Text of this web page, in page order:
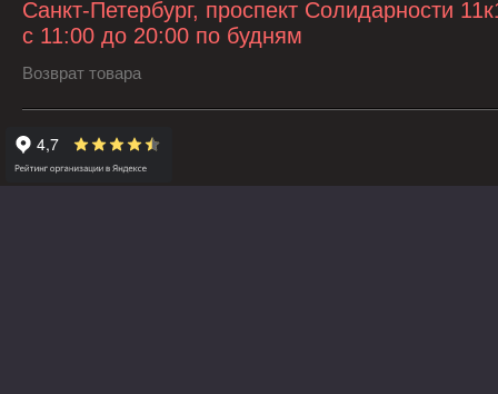
Санкт-Петербург, проспект Солидарности
с 11:00 до 20:00 по будням
Возврат товара